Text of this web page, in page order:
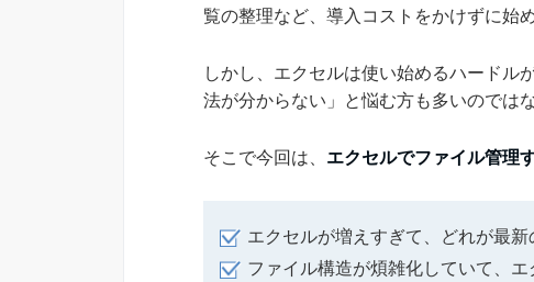
覧の整理など、導入コストをかけずに始
しかし、エクセルは使い始めるハードル
法が分からない」と悩む方も多いのでは
そこで今回は、 エクセルでファイル管理
エクセルが増えすぎて、どれが最
ファイル構造が煩雑化していて、